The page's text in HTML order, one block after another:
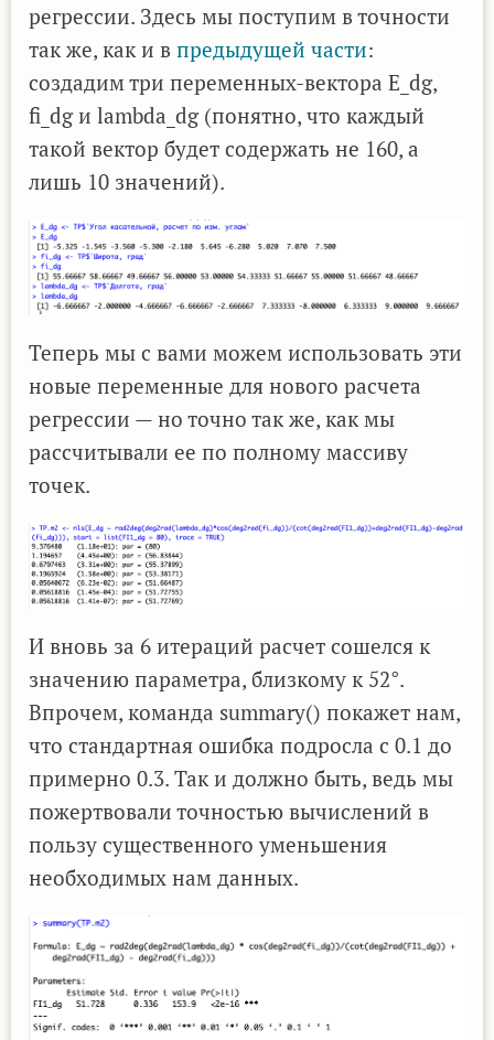
регрессии. Здесь мы поступим в точности
так же, как и в предыдущей части:
создадим три переменных-вектора E_dg,
fi_dg и lambda_dg (понятно, что каждый
такой вектор будет содержать не 160, а
лишь 10 значений).
Теперь мы с вами можем использовать эти
новые переменные для нового расчета
регрессии — но точно так же, как мы
рассчитывали ее по полному массиву
точек.
И вновь за 6 итераций расчет сошелся к
значению параметра, близкому к 52°.
Впрочем, команда summary() покажет нам,
что стандартная ошибка подросла с 0.1 до
примерно 0.3. Так и должно быть, ведь мы
пожертвовали точностью вычислений в
пользу существенного уменьшения
необходимых нам данных.